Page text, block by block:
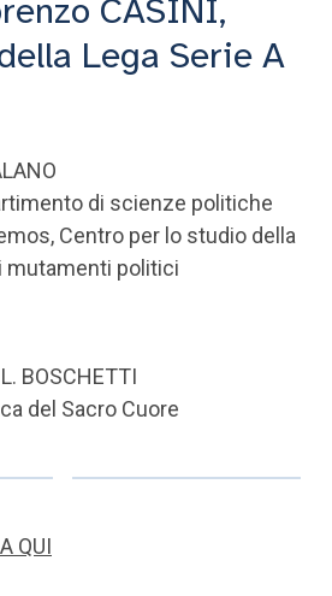
DELLO STAFF
CASINI,
Lega Serie A
di scienze politiche
Centro per lo studio della
mutamenti politici
BOSCHETTI
del Sacro Cuore
QUI